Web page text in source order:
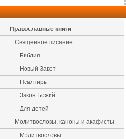
Православные книги
Священное писание
Библия
Новый Завет
Псалтирь
Закон Божий
Для детей
Молитвословы, каноны и акафисты
Молитвословы